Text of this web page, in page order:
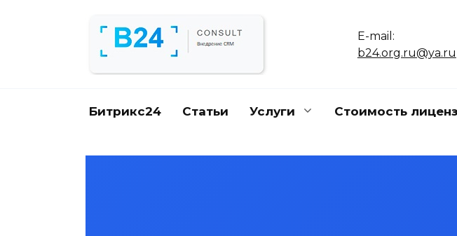
E-mail:
b24.org.ru@ya.ru
Битрикс24 Статьи Услуги Стоимость